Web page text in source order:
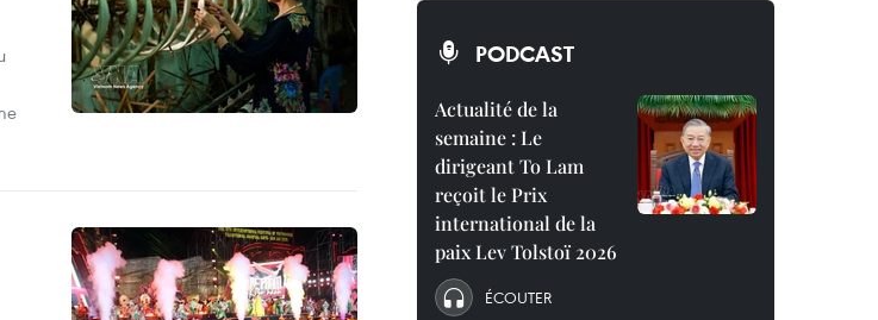
PODCAST
Actualité de la
semaine : Le
dirigeant To Lam
reçoit le Prix
international de la
paix Lev Tolstoï 2026
ÉCOUTER